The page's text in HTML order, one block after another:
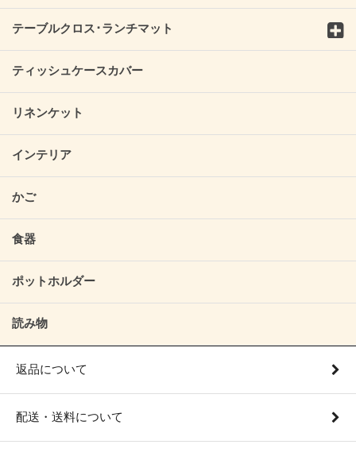
テーブルクロス･ランチマット
ティッシュケースカバー
リネンケット
インテリア
かご
食器
ポットホルダー
読み物
返品について
配送・送料について